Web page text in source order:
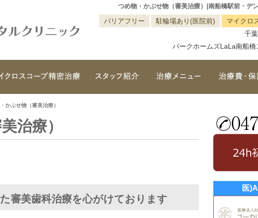
つめ物・かぶせ物（審美治療）|南船橋駅前・デ
バリアフリー 駐輪場あり(医院前)
マイクロ
千
パークホームズLaLa南船
ック概要(初めての方へ) マイクロスコープ精密治療
スタッフ紹介 治療メニュー
かぶせ物（審美治療）
治療）
審美歯科治療を心がけております
医